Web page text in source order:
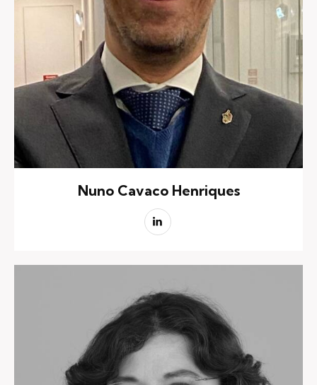
Nuno Cavaco Henriques